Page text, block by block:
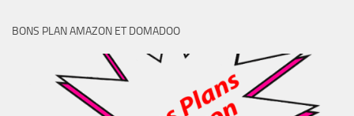
BONS PLAN AMAZON ET DOMADOO